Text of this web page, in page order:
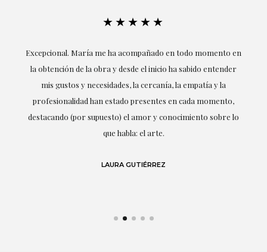
★★★★★
Excepcional. María me ha acompañado en todo momento en
la obtención de la obra y desde el inicio ha sabido entender
mis gustos y necesidades, la cercanía, la empatía y la
profesionalidad han estado presentes en cada momento,
destacando (por supuesto) el amor y conocimiento sobre lo
que habla: el arte.
LAURA GUTIÉRREZ